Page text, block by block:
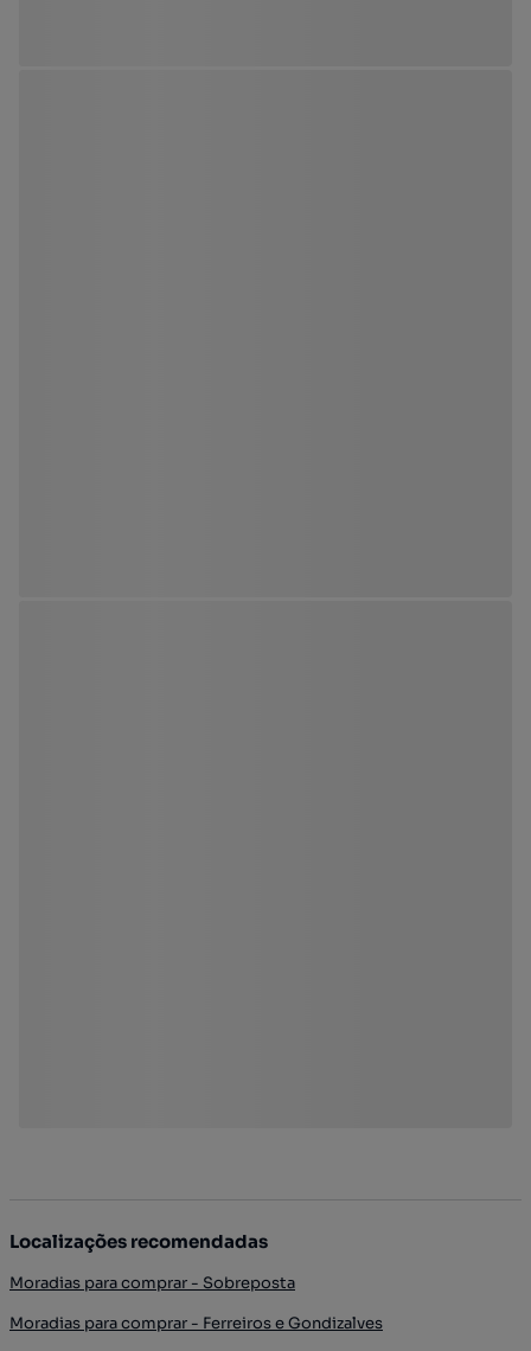
Localizações recomendadas
Moradias para comprar - Sobreposta
Moradias para comprar - Ferreiros e Gondizalves